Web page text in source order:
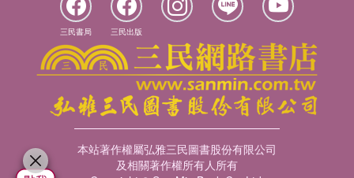
三民書局 三民出版
本站著作權屬弘雅三民圖書股份有限公司
及相關著作權所有人所有